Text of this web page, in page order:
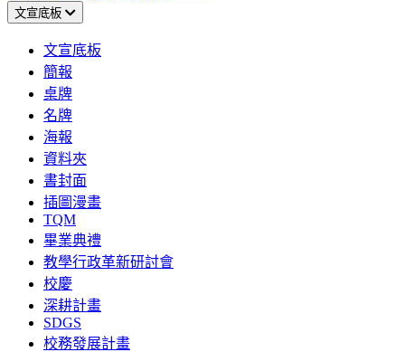
文宣底板
文宣底板
簡報
桌牌
名牌
海報
資料夾
書封面
插圖漫畫
TQM
畢業典禮
教學行政革新研討會
校慶
深耕計畫
SDGS
校務發展計畫